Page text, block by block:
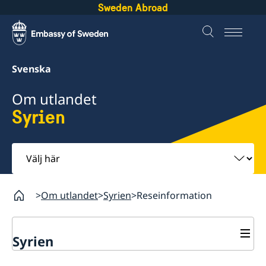
Sweden Abroad
Svenska
Om utlandet
Syrien
Välj
här
Om utlandet Syrien Reseinformation
Syrien